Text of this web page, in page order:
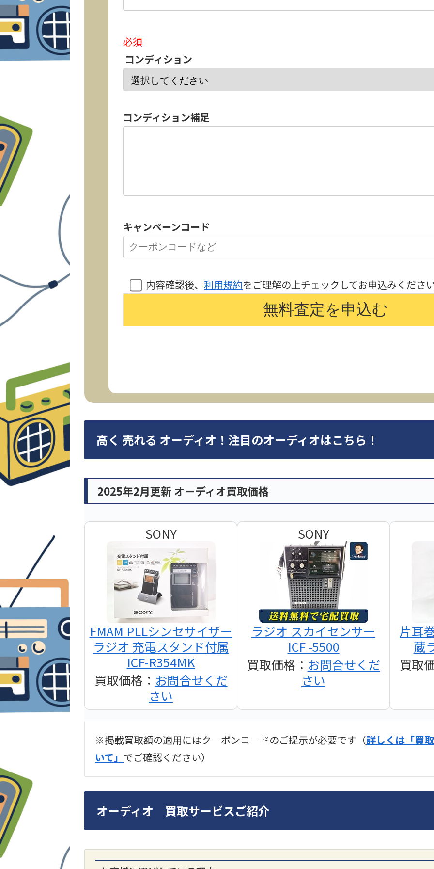
必須
コンディション
コンディション補足
キャンペーンコード
内容確認後、 利用規約をご理解の上チェックしてお申込みくださ
高く 売れる オーディオ！注目のオーディオはこちら！
2025年2月更新 オーディオ買取価格
SONY
FMAM PLLシンセサイザー
ラジオ 充電スタンド付属
ICF-R354MK
買取価格： お問合せくだ
さい
SONY
ラジオ スカイセンサー
ICF -5500
買取価格： お問合せくだ
さい
片耳
蔵
買取
2024年12月更新 オーディオ買取価格
LUXKIT
A3300 真空管プリアンプ
SONY
DA7000ES アンプ
PMA-
※掲載買取額の適用にはクーポンコードのご提示が必要です（詳しくは「買
いて」 でご確認ください）
オーディオ 買取サービスご紹介